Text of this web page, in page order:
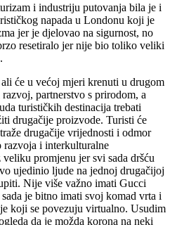
i industriju putovanja bila je i
napada u Londonu koji je
jer je djelovao na sigurnost, no
resetiralo jer nije bio toliko veliki
će u većoj mjeri krenuti u drugom
partnerstvo s prirodom, a
turističkih destinacija trebati
drugačije proizvode. Turisti će
drugačije vrijednosti i odmor
razvoja i interkulturalne
promjenu jer svi sada dršću
ujedinio ljude na jednoj drugačijoj
Nije više važno imati Gucci
je bitno imati svoj komad vrta i
koji se povezuju virtualno. Usudim
da je možda korona na neki